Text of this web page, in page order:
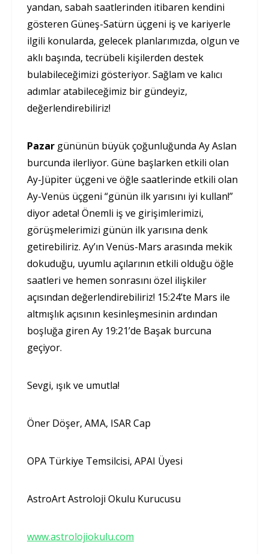
yandan, sabah saatlerinden itibaren kendini
gösteren Güneş-Satürn üçgeni iş ve kariyerle
ilgili konularda, gelecek planlarımızda, olgun ve
aklı başında, tecrübeli kişilerden destek
bulabileceğimizi gösteriyor. Sağlam ve kalıcı
adımlar atabileceğimiz bir gündeyiz,
değerlendirebiliriz!
Pazar gününün büyük çoğunluğunda Ay Aslan
burcunda ilerliyor. Güne başlarken etkili olan
Ay-Jüpiter üçgeni ve öğle saatlerinde etkili olan
Ay-Venüs üçgeni “günün ilk yarısını iyi kullan!”
diyor adeta! Önemli iş ve girişimlerimizi,
görüşmelerimizi günün ilk yarısına denk
getirebiliriz. Ay’ın Venüs-Mars arasında mekik
dokuduğu, uyumlu açılarının etkili olduğu öğle
saatleri ve hemen sonrasını özel ilişkiler
açısından değerlendirebiliriz! 15:24’te Mars ile
altmışlık açısının kesinleşmesinin ardından
boşluğa giren Ay 19:21’de Başak burcuna
geçiyor.
Sevgi, ışık ve umutla!
Öner Döşer, AMA, ISAR Cap
OPA Türkiye Temsilcisi, APAI Üyesi
AstroArt Astroloji Okulu Kurucusu
www.astrolojiokulu.com